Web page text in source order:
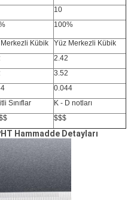
10
100%
Kübik
Yüz Merkezli Kübik
2.42
3.52
0.044
Sınıflar
K - D notları
$$$
Hammadde Detayları